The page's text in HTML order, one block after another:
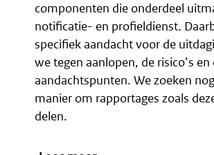
componenten die onderdeel
notificatie- en profieldienst.
specifiek aandacht voor de
we tegen aanlopen, de risico’s en
aandachtspunten. We zoeken
manier om rapportages zoals
delen.